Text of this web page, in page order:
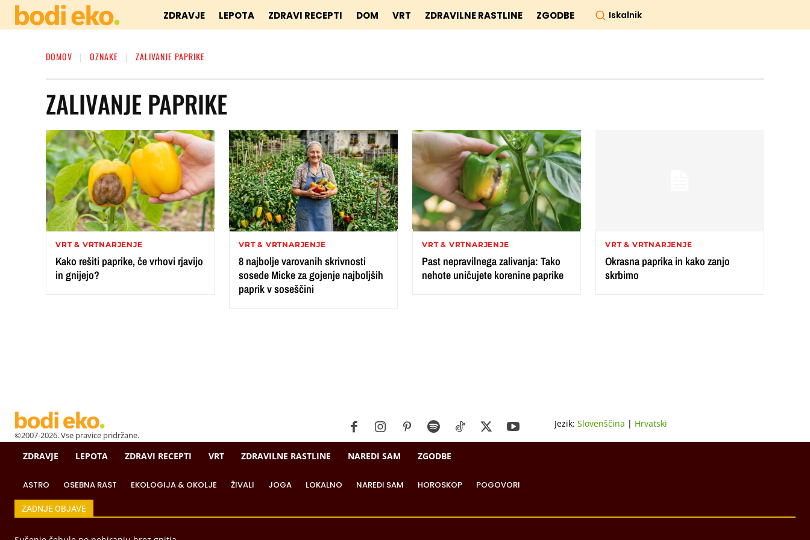
ZDRAVJE LEPOTA ZDRAVI RECEPTI DOM VRT ZDRAVILNE RASTLINE ZGODBE Iskalnik
DOMOV OZNAKE ZALIVANJE PAPRIKE
ZALIVANJE PAPRIKE
VRT & VRTNARJENJE
Kako rešiti paprike, če vrhovi rjavijo
in gnijejo?
VRT & VRTNARJENJE
8 najbolje varovanih skrivnosti
sosede Micke za gojenje najboljših
paprik v soseščini
VRT & VRTNARJENJE
Past nepravilnega zalivanja: Tako
nehote uničujete korenine paprike
VRT & VRTNARJENJE
Okrasna paprika in kako zanjo
skrbimo
©2007-2026. Vse pravice pridržane.
Jezik: Slovenščina | Hrvatski
ZDRAVJE LEPOTA ZDRAVI RECEPTI VRT ZDRAVILNE RASTLINE NAREDI SAM ZGODBE
ASTRO OSEBNA RAST EKOLOGIJA & OKOLJE ŽIVALI JOGA LOKALNO NAREDI SAM HOROSKOP POGOVORI
ZADNJE OBJAVE